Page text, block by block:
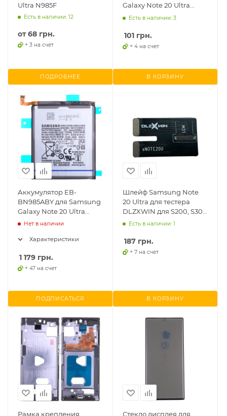
Ultra N985F
Есть в наличии: 12
от68 грн.
+ 3 на счет
ПОДРОБНЕЕ
Galaxy Note 20 Ultra
N985/Note 20 Ultra 5G
Есть в наличии: 3
101 грн.
+ 4 на счет
В КОРЗИНУ
Аккумулятор EB-
BN985ABY для Samsung
Galaxy Note 20 Ultra
N985/N986 (Li-ion
оригинал
Нет в наличии
Характеристики
1 179 грн.
+ 47 на счет
ПОДПИСАТЬСЯ
Шлейф Samsung Note
20 Ultra для тестера
DLZXWIN для S200, S300
и S800
Есть в наличии: 1
187 грн.
+ 7 на счет
В КОРЗИНУ
Рамка крепления
Стекло дисплея для